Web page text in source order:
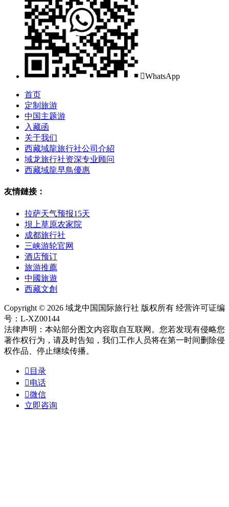
WhatsApp
首页
定制旅游
中国主题游
入藏函
关于我们
西藏域龍旅行社公司介紹
域龙旅行社资深专业顾问
西藏域龍早鳥優惠
友情鏈接：
拉萨天气预报15天
坝上草原农家院
成都旅行社
三峡游轮官网
酒店预订
旅游推薦
中國旅遊
西藏文創
Copyright © 2026 域龙中国国际旅行社 版权所有 经营许可证编
号：L-XZ00144
法律声明：本站部分图文内容取自互联网。您若发现有侵略您
著作权行为，请及时告知，我们工作人员将在第一时间删除侵
权作品、停止继续传播。
 目录
电话
微信
立即咨询